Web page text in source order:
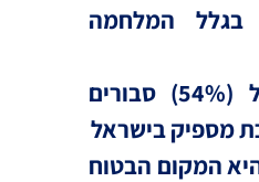
בגלל המלחמה
מרבית משתתפי הפאנל (54%) סבורים
מספיק בישראל
המקום הבטוח